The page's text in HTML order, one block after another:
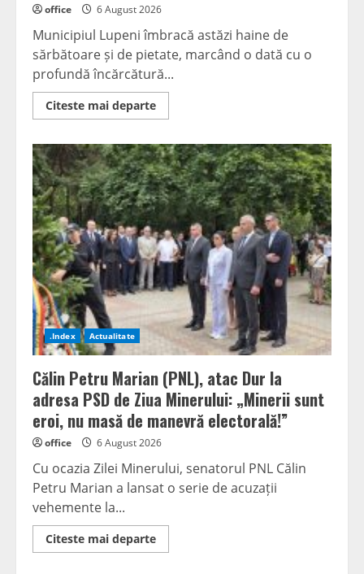
office 6 August 2026
Municipiul Lupeni îmbracă astăzi haine de
sărbătoare și de pietate, marcând o dată cu o
profundă încărcătură...
Citeste mai departeRead
more
Minerului
la
Lupeni:
Omagiu
adus
eroilor
din
subteran
și
un
mesaj
de
suflet
pentru
comunitatea
Văii
Jiului
.Index Actualitate
Călin Petru Marian (PNL), atac Dur la
adresa PSD de Ziua Minerului: „Minerii sunt
eroi, nu masă de manevră electorală!”
office 6 August 2026
Cu ocazia Zilei Minerului, senatorul PNL Călin
Petru Marian a lansat o serie de acuzații
vehemente la...
Citeste mai departeRead
more